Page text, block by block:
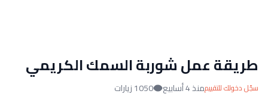
طريقة عمل شوربة السمك الكريمي
سجّل دخولك للتقييممنذ 4 أسابيع 1050 زيارات